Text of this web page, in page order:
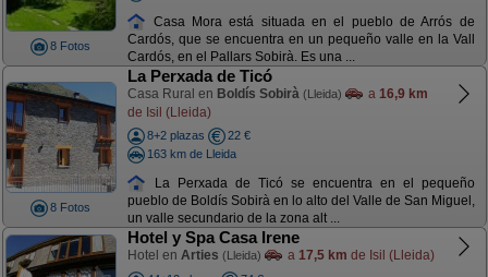
8 Fotos
Casa Mora está situada en el pueblo de Arrós de
Cardós, que se encuentra en un pequeño valle en la Vall
Cardós, en el Pallars Sobirà. Es una ...
8 Fotos
La Perxada de Ticó
Casa Rural en Boldís Sobirà (Lleida) a 16,9 km
de Isil (Lleida)
8+2 plazas
22 €
163 km de Lleida
La Perxada de Ticó se encuentra en el pequeño
pueblo de Boldís Sobirà en lo alto del Valle de San Miguel,
un valle secundario de la zona alt ...
Hotel y Spa Casa Irene
Hotel en Arties (Lleida) a 17,5 km de Isil (Lleida)